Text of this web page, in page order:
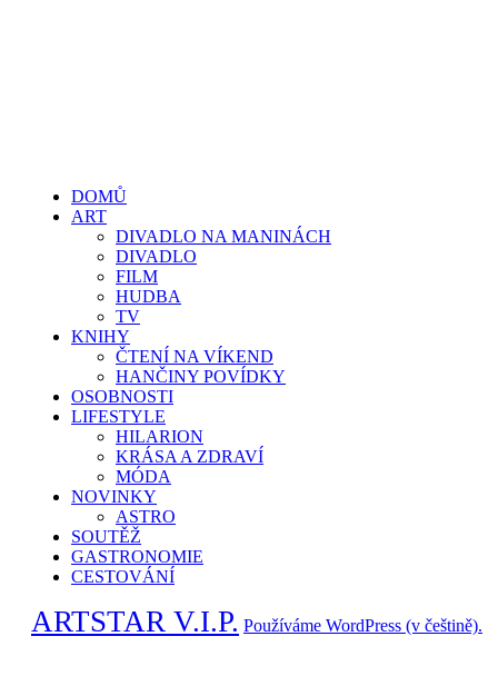
DOMŮ
ART
DIVADLO NA MANINÁCH
DIVADLO
FILM
HUDBA
TV
KNIHY
ČTENÍ NA VÍKEND
HANČINY POVÍDKY
OSOBNOSTI
LIFESTYLE
HILARION
KRÁSA A ZDRAVÍ
MÓDA
NOVINKY
ASTRO
SOUTĚŽ
GASTRONOMIE
CESTOVÁNÍ
ARTSTAR V.I.P. Používáme WordPress (v češtině).